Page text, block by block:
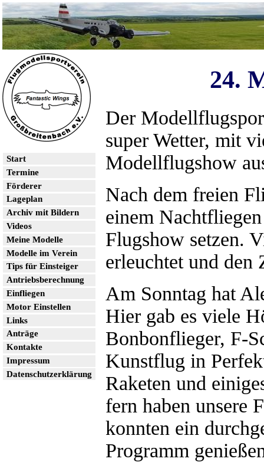
Start
Termine
Förderer
Lageplan
Archiv mit Bildern
Videos
Meine Modelle
Modelle im Verein
Tips für Einsteiger
Antriebsberechnung
Einfliegen
Motor Einstellen
Links
Anträge
Kontakte
Impressum
Datenschutzerklärung
24.
Der
super Wetter, mit
Modellflugshow
Nach dem freien
einem
Flugshow setzen.
erleuchtet und den
Am Sonntag hat
Hier gab es viele
Bonbonflieger, F-
Kunstflug in
Raketen und
fern haben unsere
konnten ein
Programm